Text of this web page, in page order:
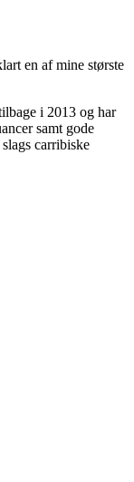
en af mine største
i 2013 og har
samt gode
carribiske